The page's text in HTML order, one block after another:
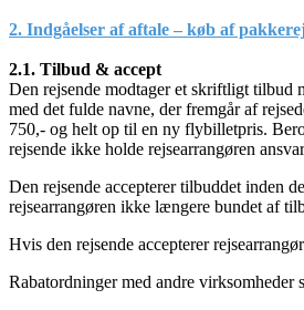
2. Indgåelser af aftale – køb af
2.1. Tilbud & accept
Den rejsende modtager et skriftligt tilbud
med det fulde navne, der fremgår af
750,- og helt op til en ny flybilletpris.
rejsende ikke holde rejsearrangøren
Den rejsende accepterer tilbuddet inden
rejsearrangøren ikke længere bundet af
Hvis den rejsende accepterer
Rabatordninger med andre virksomheder